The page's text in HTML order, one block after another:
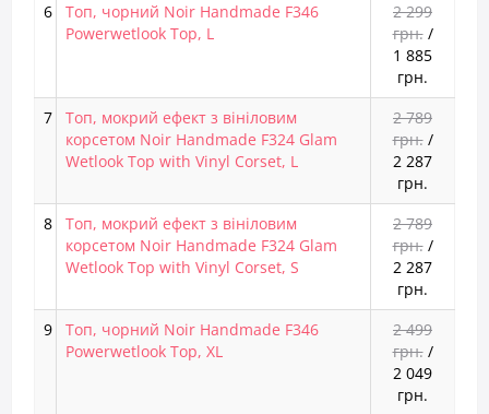
6
Топ, чорний Noir Handmade F346
Powerwetlook Top, L
2 299
грн./
1 885
грн.
7
Топ, мокрий ефект з вініловим
корсетом Noir Handmade F324 Glam
Wetlook Top with Vinyl Corset, L
2 789
грн./
2 287
грн.
8
Топ, мокрий ефект з вініловим
корсетом Noir Handmade F324 Glam
Wetlook Top with Vinyl Corset, S
2 789
грн./
2 287
грн.
9
Топ, чорний Noir Handmade F346
Powerwetlook Top, XL
2 499
грн./
2 049
грн.